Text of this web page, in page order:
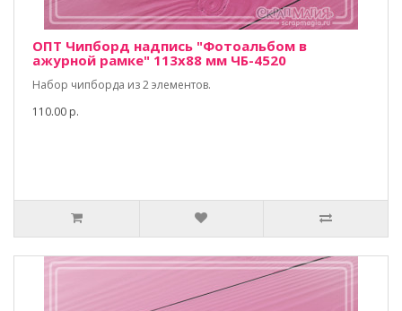
ОПТ Чипборд надпись "Фотоальбом в
ажурной рамке" 113х88 мм ЧБ-4520
Набор чипборда из 2 элементов.
110.00 р.